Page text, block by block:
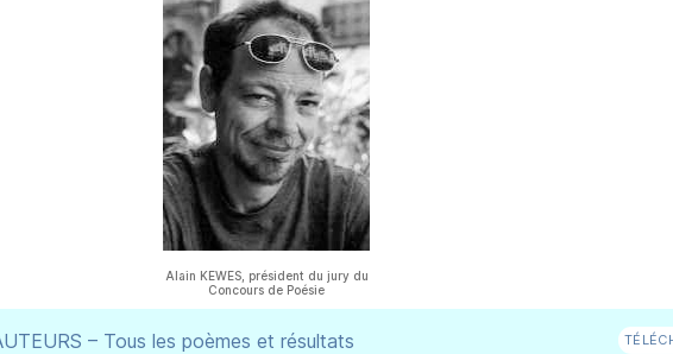
Marie-Gabrielle MAISTRE de La Ravoire
Alain KEWES, président du jury du
Concours de Poésie
– Tous les poèmes et résultats